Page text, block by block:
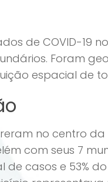
de COVID-19
Foram
espacial de
no centro
com seus 7
de casos e 53%